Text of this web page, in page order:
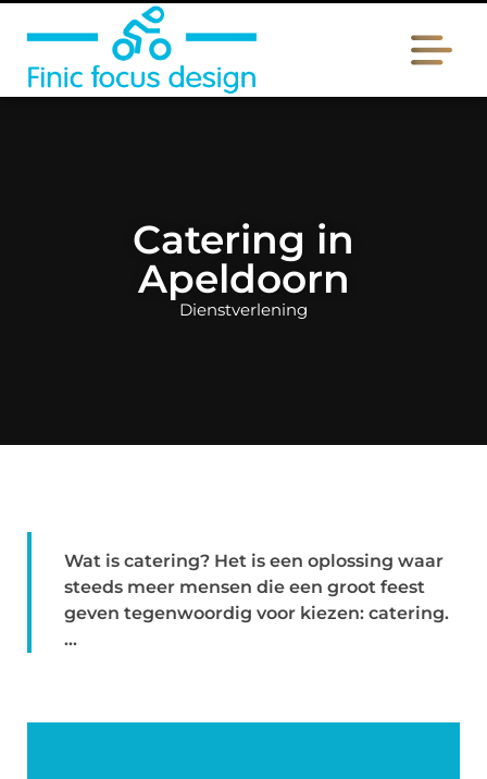
Catering in
Apeldoorn
Dienstverlening
Wat is catering? Het is een oplossing waar
steeds meer mensen die een groot feest
geven tegenwoordig voor kiezen: catering.
...